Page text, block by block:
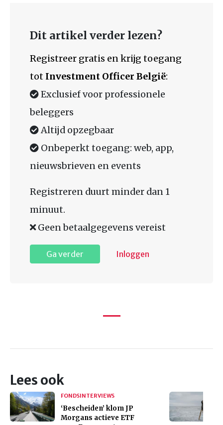
Dit artikel verder lezen?
Registreer gratis en krijg toegang
tot Investment Officer België:
Exclusief voor professionele
beleggers
Altijd opzegbaar
Onbeperkt toegang: web, app,
nieuwsbrieven en events
Registreren duurt minder dan 1
minuut.
Geen betaalgegevens vereist
Ga verder Inloggen
Lees ook
FONDSINTERVIEWS
‘Bescheiden’ klom JP
Morgans actieve ETF